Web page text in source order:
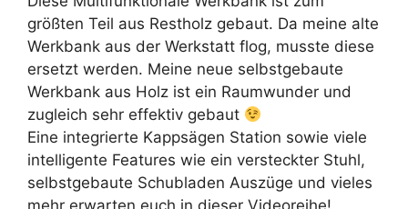
größten Teil aus Restholz gebaut. Da meine alte
Werkbank aus der Werkstatt flog, musste diese
ersetzt werden. Meine neue selbstgebaute
Werkbank aus Holz ist ein Raumwunder und
zugleich sehr effektiv gebaut
Eine integrierte Kappsägen Station sowie viele
intelligente Features wie ein versteckter Stuhl,
selbstgebaute Schubladen Auszüge und vieles